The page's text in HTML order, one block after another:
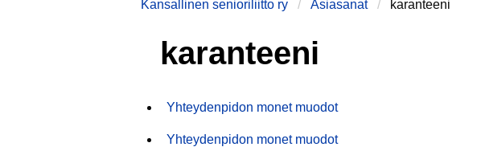
Kansallinen senioriliitto ry Asiasanat karanteeni
karanteeni
Yhteydenpidon monet muodot
Yhteydenpidon monet muodot